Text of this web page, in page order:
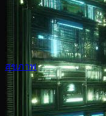
สุขภาพ